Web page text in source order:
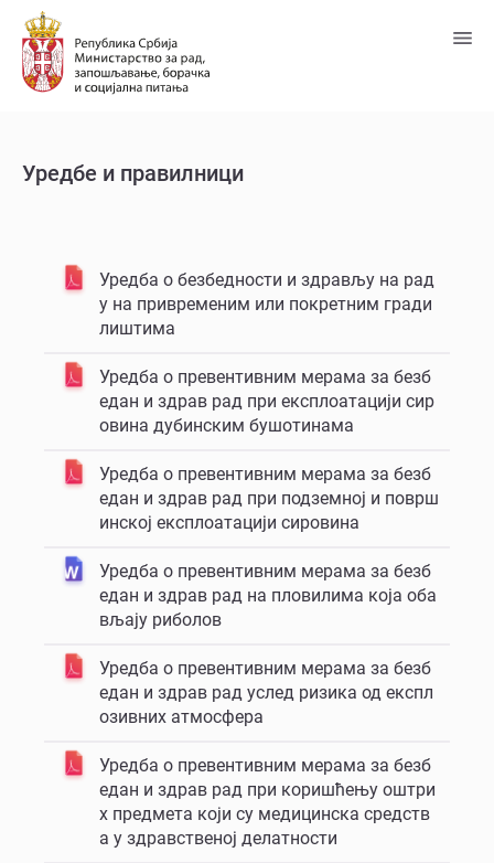
Пређи
главни
садржај
Уредбе и правилници
Уредба о безбедности и здрављу на рад
у на привременим или покретним гради
лиштима
Уредба о превентивним мерама за безб
едан и здрав рад при експлоатацији сир
овина дубинским бушотинама
Уредба о превентивним мерама за безб
едан и здрав рад при подземној и површ
инској експлоатацији сировина
Уредба о превентивним мерама за безб
едан и здрав рад на пловилима која оба
вљају риболов
Уредба о превентивним мерама за безб
едан и здрав рад услед ризика од експл
озивних атмосфера
Уредба о превентивним мерама за безб
едан и здрав рад при коришћењу оштри
х предмета који су медицинска средств
а у здравственој делатности